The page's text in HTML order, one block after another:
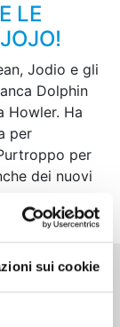
sui cookie
LE
Jodio e gli
Dolphin
Howler. Ha
per
per
dei nuovi